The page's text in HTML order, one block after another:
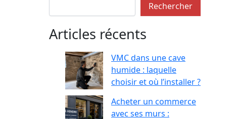
Rechercher
Articles récents
VMC dans une cave
humide : laquelle
choisir et où l’installer ?
Acheter un commerce
avec ses murs :